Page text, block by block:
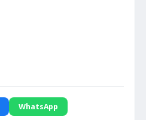
WhatsApp